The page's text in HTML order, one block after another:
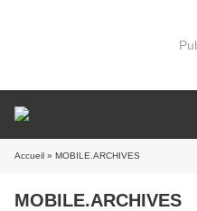
Accueil » MOBILE.ARCHIVES
MOBILE.ARCHIVES